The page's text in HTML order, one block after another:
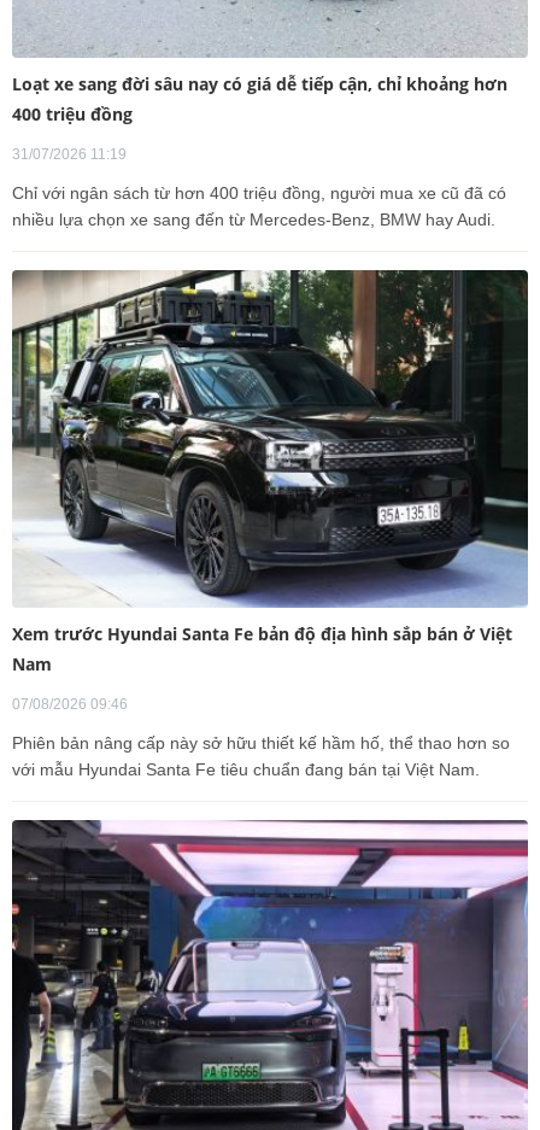
Loạt xe sang đời sâu nay có giá dễ tiếp cận, chỉ khoảng hơn
400 triệu đồng
31/07/2026 11:19
Chỉ với ngân sách từ hơn 400 triệu đồng, người mua xe cũ đã có
nhiều lựa chọn xe sang đến từ Mercedes-Benz, BMW hay Audi.
Xem trước Hyundai Santa Fe bản độ địa hình sắp bán ở Việt
Nam
07/08/2026 09:46
Phiên bản nâng cấp này sở hữu thiết kế hầm hố, thể thao hơn so
với mẫu Hyundai Santa Fe tiêu chuẩn đang bán tại Việt Nam.